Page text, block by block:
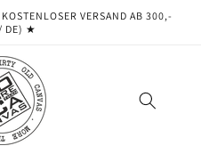
VERSAND AB 300,-
DE) ★